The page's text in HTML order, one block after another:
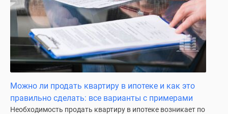
Можно ли продать квартиру в ипотеке и как это
правильно сделать: все варианты с примерами
Необходимость продать квартиру в ипотеке возникает по